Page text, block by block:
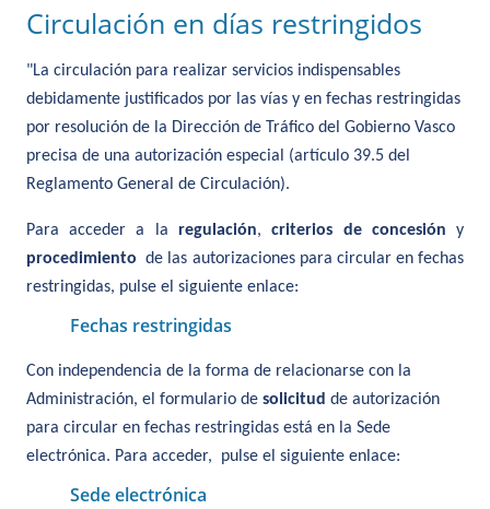
Circulación en días restringidos
"La circulación para realizar servicios indispensables
debidamente justificados por las vías y en fechas restringidas
por resolución de la Dirección de Tráfico del Gobierno Vasco
precisa de una autorización especial (artículo 39.5 del
Reglamento General de Circulación).
Para acceder a la regulación,criterios de concesióny
procedimientode las autorizaciones para circular en fechas
restringidas, pulse el siguiente enlace:
Fechas restringidas
Con independencia de la forma de relacionarse con la
Administración, el formulario de solicitud de autorización
para circular en fechas restringidas está en la Sede
electrónica. Para acceder, pulse el siguiente enlace:
Sede electrónica